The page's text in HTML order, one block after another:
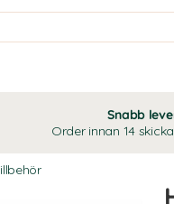
Snabb
Order innan 14